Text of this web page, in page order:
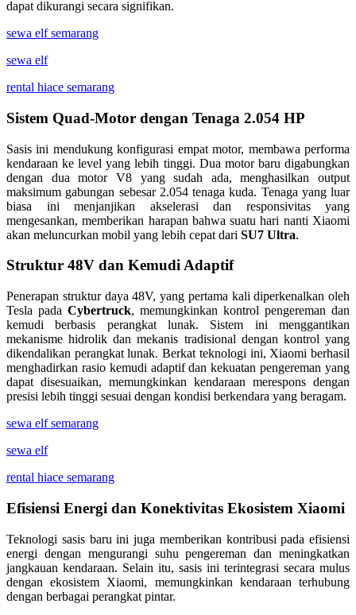
dapat dikurangi secara signifikan.
sewa elf semarang
sewa elf
rental hiace semarang
Sistem Quad-Motor dengan Tenaga 2.054 HP
Sasis ini mendukung konfigurasi empat motor, membawa performa
kendaraan ke level yang lebih tinggi. Dua motor baru digabungkan
dengan dua motor V8 yang sudah ada, menghasilkan output
maksimum gabungan sebesar 2.054 tenaga kuda. Tenaga yang luar
biasa ini menjanjikan akselerasi dan responsivitas yang
mengesankan, memberikan harapan bahwa suatu hari nanti Xiaomi
akan meluncurkan mobil yang lebih cepat dari SU7 Ultra.
Struktur 48V dan Kemudi Adaptif
Penerapan struktur daya 48V, yang pertama kali diperkenalkan oleh
Tesla pada Cybertruck, memungkinkan kontrol pengereman dan
kemudi berbasis perangkat lunak. Sistem ini menggantikan
mekanisme hidrolik dan mekanis tradisional dengan kontrol yang
dikendalikan perangkat lunak. Berkat teknologi ini, Xiaomi berhasil
menghadirkan rasio kemudi adaptif dan kekuatan pengereman yang
dapat disesuaikan, memungkinkan kendaraan merespons dengan
presisi lebih tinggi sesuai dengan kondisi berkendara yang beragam.
sewa elf semarang
sewa elf
rental hiace semarang
Efisiensi Energi dan Konektivitas Ekosistem Xiaomi
Teknologi sasis baru ini juga memberikan kontribusi pada efisiensi
energi dengan mengurangi suhu pengereman dan meningkatkan
jangkauan kendaraan. Selain itu, sasis ini terintegrasi secara mulus
dengan ekosistem Xiaomi, memungkinkan kendaraan terhubung
dengan berbagai perangkat pintar.